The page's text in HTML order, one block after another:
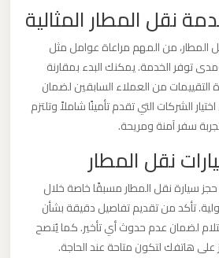
نقل المطار المثالية
المطار، من المهم مراعاة عوامل مثل
توفر الخدمة. يمكنك البدء بمقارنة
التقييمات من العملاء السابقين لضمان
الشركات التي تقدم تأمينًا شاملاً وتلتزم
سفر آمنة ومريحة.
نقل المطار
سيارة نقل المطار مسبقًا خاصة خلال
تأكد من تقديم تفاصيل دقيقة بشأن
لضمان عدم حدوث أي تأخير. كما يُنصح
على هاتفك لتكون متاحة عند الحاجة.